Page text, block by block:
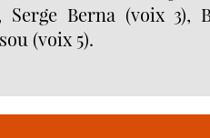
Berna (voix 3),
(voix 5).